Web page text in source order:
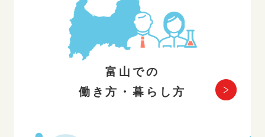
富山での
働き方・暮らし方